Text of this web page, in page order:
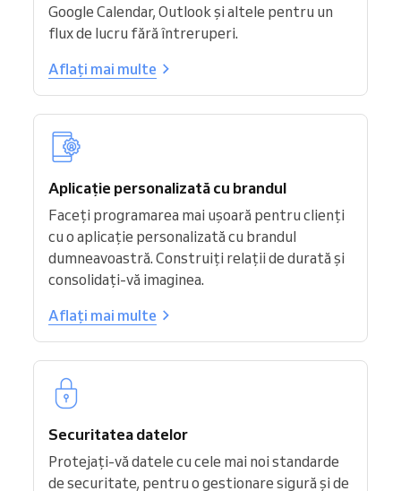
Google Calendar, Outlook și altele pentru un
flux de lucru fără întreruperi.
Aflați mai multe
Aplicație personalizată cu brandul
Faceți programarea mai ușoară pentru clienți
cu o aplicație personalizată cu brandul
dumneavoastră. Construiți relații de durată și
consolidați-vă imaginea.
Aflați mai multe
Securitatea datelor
Protejați-vă datele cu cele mai noi standarde
de securitate, pentru o gestionare sigură și de